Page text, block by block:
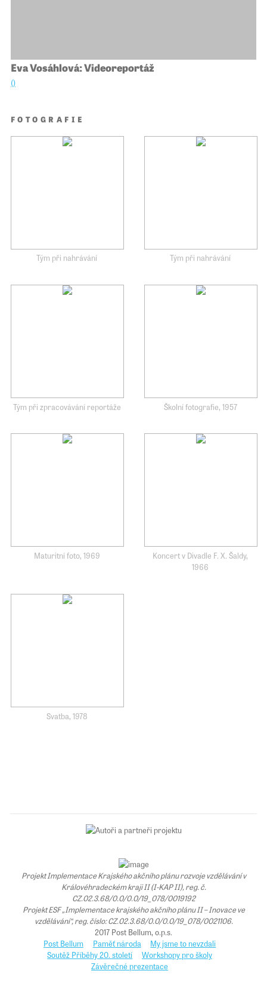
Eva Vosáhlová: Videoreportáž
()
FOTOGRAFIE
Tým při nahrávání Tým při nahrávání
Tým při zpracovávání reportáže Školní fotografie, 1957
Maturitní foto, 1969
Koncert v Divadle F. X. Šaldy,
1966
Svatba, 1978
Projekt Implementace Krajského akčního plánu rozvoje vzdělávání v
Královéhradeckém kraji II (I-KAP II), reg. č.
CZ.02.3.68/0.0/0.0/19_078/0019192
Projekt ESF „Implementace krajského akčního plánu II – Inovace ve
vzdělávání“, reg. číslo: CZ.02.3.68/0.0/0.0/19_078/0021106.
2017 Post Bellum, o.p.s.
Post Bellum
Paměť národa
My jsme to nevzdali
Soutěž Příběhy 20. století
Workshopy pro školy
Závěrečné prezentace